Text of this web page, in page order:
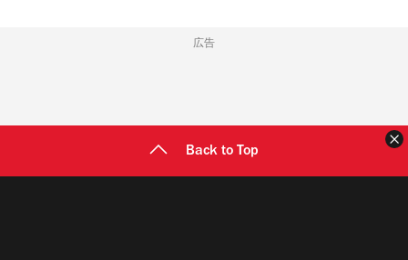
広告
Back to Top